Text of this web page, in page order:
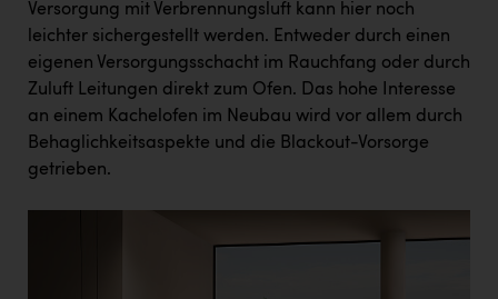
Versorgung mit Verbrennungsluft kann hier noch
leichter sichergestellt werden. Entweder durch einen
eigenen Versorgungsschacht im Rauchfang oder durch
Zuluft Leitungen direkt zum Ofen. Das hohe Interesse
an einem Kachelofen im Neubau wird vor allem durch
Behaglichkeitsaspekte und die Blackout-Vorsorge
getrieben.